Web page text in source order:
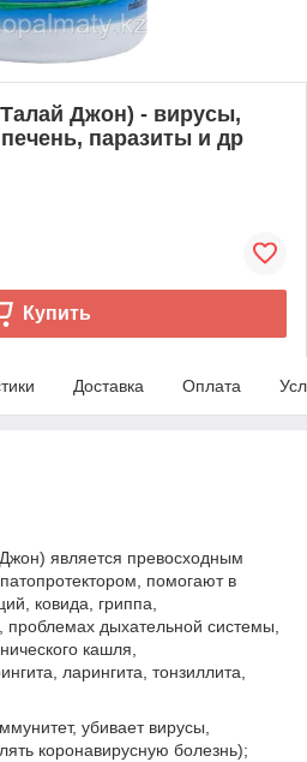
Джон) - вирусы,
паразиты и др
Купить
Доставка Оплата
является превосходным
помогают в
ковида, гриппа,
проблемах дыхательной системы,
кашля,
ларингита, тонзиллита,
убивает вирусы,
коронавирусную болезнь);